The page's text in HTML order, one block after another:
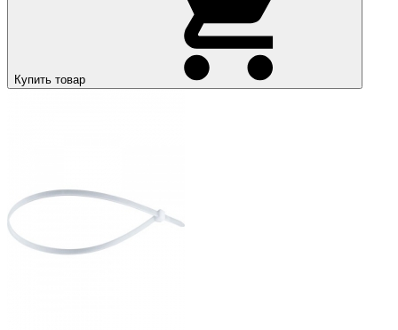
Купить товар